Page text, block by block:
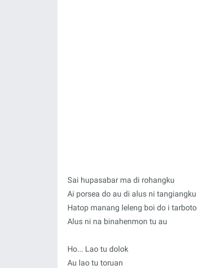
Sai hupasabar ma di rohangku
Ai porsea do au di alus ni tangiangku
Hatop manang leleng boi do i tarboto
Alus ni na binahenmon tu au
Ho... Lao tu dolok
Au lao tu toruan